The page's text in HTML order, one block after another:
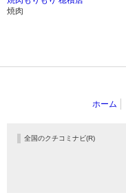
焼肉
ホーム
全国のクチコミナビ(R)